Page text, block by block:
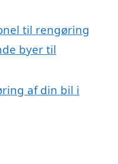
til rengøring
byer til
af din bil i